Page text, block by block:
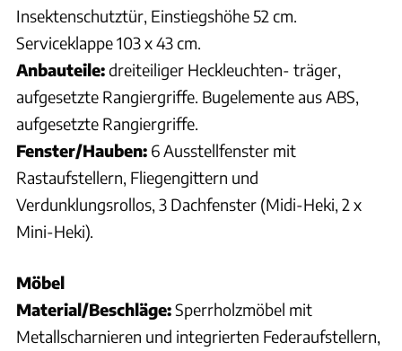
Insektenschutztür, Einstiegshöhe 52 cm.
Serviceklappe 103 x 43 cm.
Anbauteile:dreiteiliger Heckleuchten- träger,
aufgesetzte Rangiergriffe. Bugelemente aus ABS,
aufgesetzte Rangiergriffe.
Fenster/Hauben: 6 Ausstellfenster mit
Rastaufstellern, Fliegengittern und
Verdunklungsrollos, 3 Dachfenster (Midi-Heki, 2 x
Mini-Heki).
Möbel
Material/Beschläge:Sperrholzmöbel mit
Metallscharnieren und integrierten Federaufstellern,